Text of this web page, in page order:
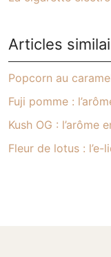
Articles
Popcorn au
Fuji pomme :
Kush OG :
Fleur de lotus :